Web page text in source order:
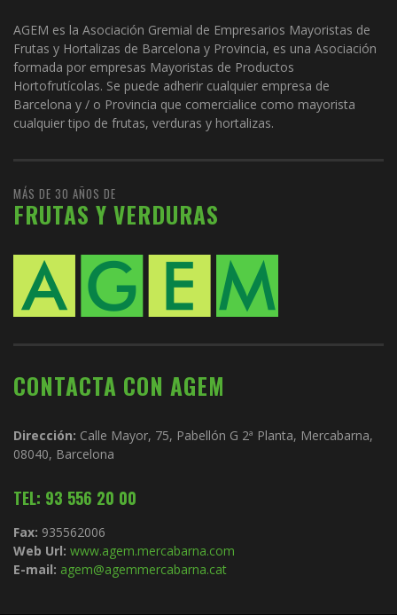
AGEM es la Asociación Gremial de Empresarios Mayoristas de
Frutas y Hortalizas de Barcelona y Provincia, es una Asociación
formada por empresas Mayoristas de Productos
Hortofrutícolas. Se puede adherir cualquier empresa de
Barcelona y / o Provincia que comercialice como mayorista
cualquier tipo de frutas, verduras y hortalizas.
MÁS DE 30 AÑOS DE
FRUTAS Y VERDURAS
CONTACTA CON AGEM
Dirección: Calle Mayor, 75, Pabellón G 2ª Planta, Mercabarna,
08040, Barcelona
TEL: 93 556 20 00
Fax: 935562006
Web Url: www.agem.mercabarna.com
E-mail: agem@agemmercabarna.cat